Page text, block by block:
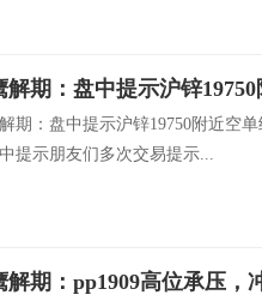
期：盘中提示沪锌19750附近空
提示朋友们多次交易提示...